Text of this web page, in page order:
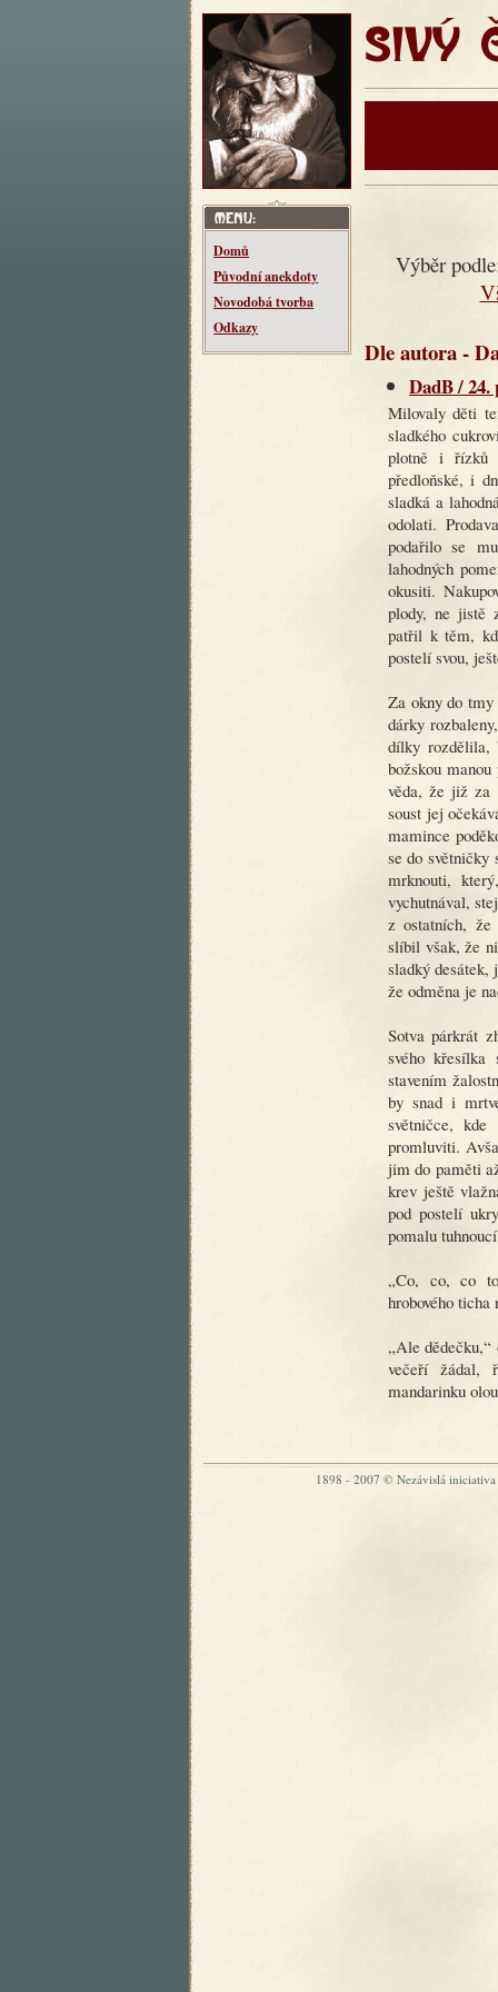
SIVÝ
Domů
Původní anekdoty
Novodobá tvorba
Odkazy
Výběr
Dle autora -
DadB / 24.
Milovaly děti
sladkého
plotně i řízků
předloňské, i
sladká a
odolati.
podařilo se
lahodných
okusiti.
plody, ne jistě
patřil k těm,
postelí svou,
Za okny do tmy
dárky
dílky rozdělila,
božskou
věda, že již za
soust jej
mamince
se do světničky
mrknouti,
vychutnával,
z ostatních, že
slíbil však, že
sladký
že odměna je
Sotva párkrát
svého
stavením
by snad i
světničce, kde
promluviti.
jim do paměti
krev ještě
pod postelí
pomalu
„Co, co, co
hrobového
„Ale
večeří žádal,
mandarinku
1898 - 2007 © Nezávislá